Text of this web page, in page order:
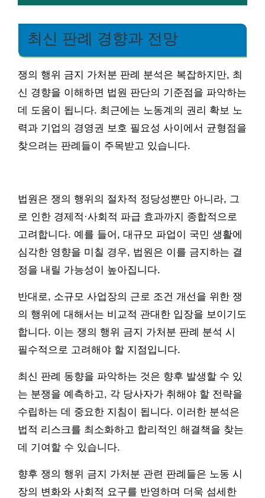
최신 판례 경향과 전망
쟁의 행위 금지 가처분 판례 분석은 복잡하지만, 최
신 경향을 이해하면 법원 판단의 기준점을 파악하는
데 도움이 됩니다. 최근에는 노동계의 권리 확보 노
력과 기업의 경영권 보호 필요성 사이에서 균형점을
찾으려는 판례들이 주목받고 있습니다.
법원은 쟁의 행위의 절차적 정당성뿐만 아니라, 그
로 인한 경제적·사회적 파급 효과까지 종합적으로
고려합니다. 예를 들어, 대규모 파업이 국민 생활에
심각한 영향을 미칠 경우, 법원은 이를 금지하는 결
정을 내릴 가능성이 높아집니다.
반대로, 소규모 사업장의 근로 조건 개선을 위한 쟁
의 행위에 대해서는 비교적 관대한 입장을 보이기도
합니다. 이는 쟁의 행위 금지 가처분 판례 분석 시
필수적으로 고려해야 할 지점입니다.
최신 판례 동향을 파악하는 것은 향후 발생할 수 있
는 분쟁을 예측하고, 각 당사자가 취해야 할 전략을
수립하는 데 중요한 지침이 됩니다. 이러한 분석은
법적 리스크를 최소화하고 합리적인 해결책을 찾는
데 기여할 수 있습니다.
향후 쟁의 행위 금지 가처분 관련 판례들은 노동 시
장의 변화와 사회적 요구를 반영하며 더욱 섬세한